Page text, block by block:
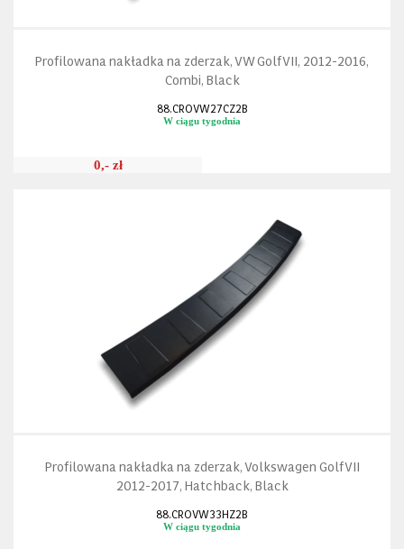
Profilowana nakładka na zderzak, VW Golf VII, 2012-2016,
Combi, Black
88.CROVW27CZ2B
W ciągu tygodnia
0,- zł
Profilowana nakładka na zderzak, Volkswagen Golf VII
2012-2017, Hatchback, Black
88.CROVW33HZ2B
W ciągu tygodnia